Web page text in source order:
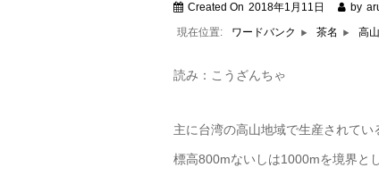
Created On 2018年1月11日 by
現在位置: ワードバンク 茶名 高
読み：こうざんちゃ
主に台湾の高山地域で生産されてい
標高800mないしは1000mを境界と